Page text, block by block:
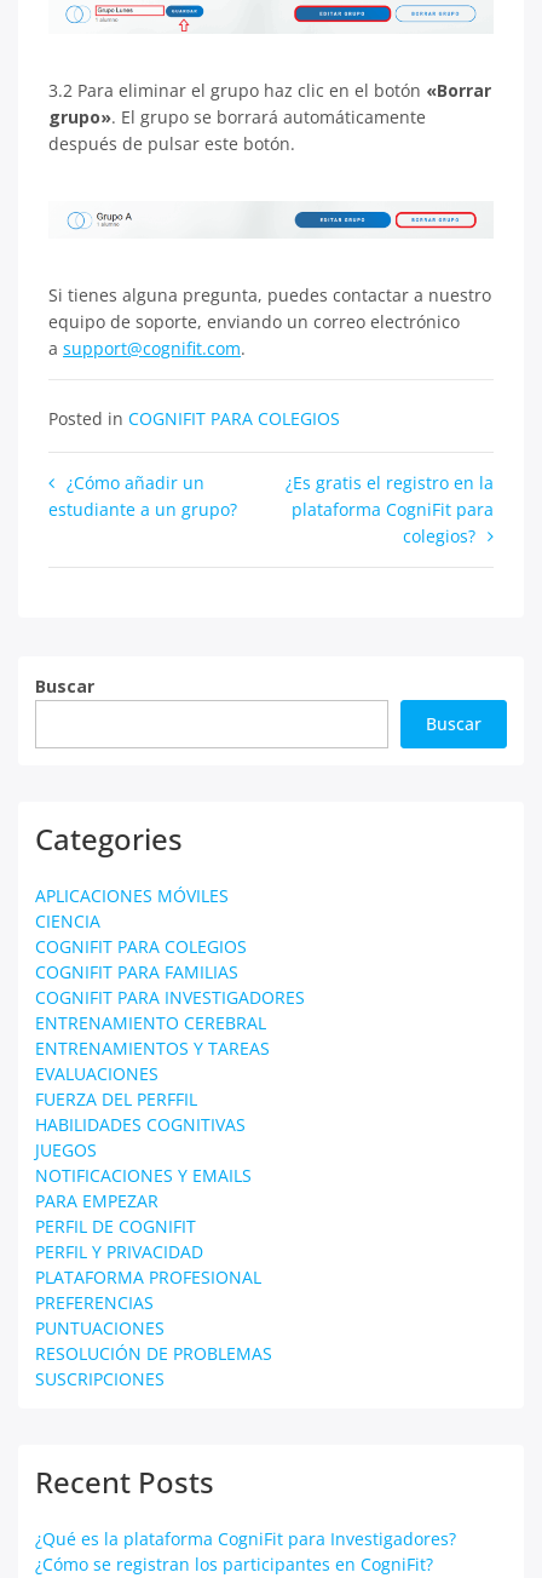
3.2 Para eliminar el grupo haz clic en el botón «Borrar
grupo». El grupo se borrará automáticamente
después de pulsar este botón.
Si tienes alguna pregunta, puedes contactar a nuestro
equipo de soporte, enviando un correo electrónico
a support@cognifit.com.
Posted in COGNIFIT PARA COLEGIOS
Navegación
de
entradas
¿Cómo añadir un
estudiante a un grupo?
¿Es gratis el registro en la
plataforma CogniFit para
colegios?
Buscar
Buscar
Categories
APLICACIONES MÓVILES
CIENCIA
COGNIFIT PARA COLEGIOS
COGNIFIT PARA FAMILIAS
COGNIFIT PARA INVESTIGADORES
ENTRENAMIENTO CEREBRAL
ENTRENAMIENTOS Y TAREAS
EVALUACIONES
FUERZA DEL PERFFIL
HABILIDADES COGNITIVAS
JUEGOS
NOTIFICACIONES Y EMAILS
PARA EMPEZAR
PERFIL DE COGNIFIT
PERFIL Y PRIVACIDAD
PLATAFORMA PROFESIONAL
PREFERENCIAS
PUNTUACIONES
RESOLUCIÓN DE PROBLEMAS
SUSCRIPCIONES
Recent Posts
¿Qué es la plataforma CogniFit para Investigadores?
¿Cómo se registran los participantes en CogniFit?